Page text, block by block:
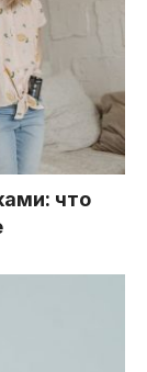
что